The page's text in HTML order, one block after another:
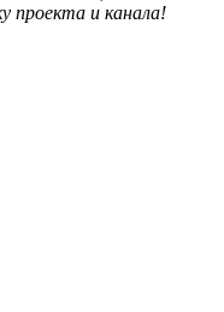
проекта и канала!